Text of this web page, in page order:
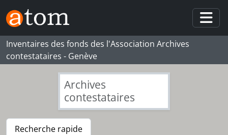
Skip to main content
Inventaires des fonds des l'Association Archives
contestataires - Genève
Archives
contestataires
Recherche rapide